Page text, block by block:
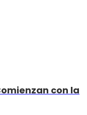
con la